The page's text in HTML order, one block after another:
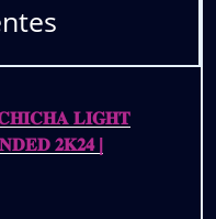
𝐋𝐈𝐆𝐇𝐓
𝟐𝐊𝟐𝟒 |